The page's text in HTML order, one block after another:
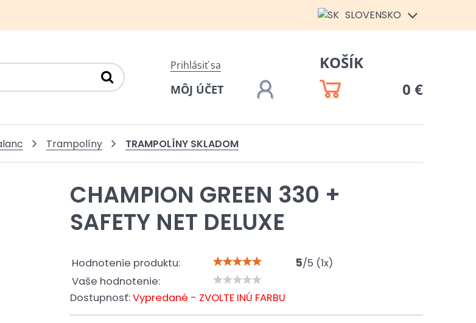
SLOVENSKO
Prihlásiť sa
MÔJ ÚČET
KOŠÍK
0 €
Trampolíny TRAMPOLÍNY SKLADOM
CHAMPION GREEN 330 +
SAFETY NET DELUXE
Hodnotenie produktu: 5/5 (1x)
Vaše hodnotenie:
Dostupnosť:Vypredané - ZVOLTE INÚ FARBU